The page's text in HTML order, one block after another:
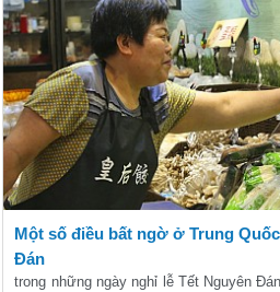
Một số điều bất ngờ ở Trung
Đán
trong những ngày nghỉ lễ Tết Nguyên